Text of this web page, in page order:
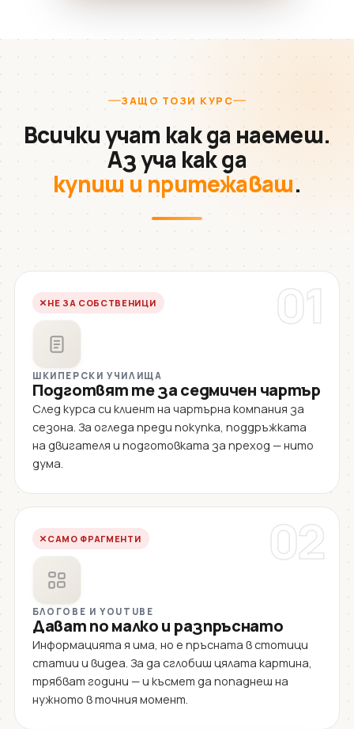
ЗАЩО ТОЗИ КУРС
Всички учат как да наемеш.
Аз уча как да
купиш и притежаваш.
01
НЕ ЗА СОБСТВЕНИЦИ
ШКИПЕРСКИ УЧИЛИЩА
Подготвят те за седмичен чартър
След курса си клиент на чартърна компания за
сезона. За огледа преди покупка, поддръжката
на двигателя и подготовката за преход — нито
дума.
02
САМО ФРАГМЕНТИ
БЛОГОВЕ И YOUTUBE
Дават по малко и разпръснато
Информацията я има, но е пръсната в стотици
статии и видеа. За да сглобиш цялата картина,
трябват години — и късмет да попаднеш на
нужното в точния момент.